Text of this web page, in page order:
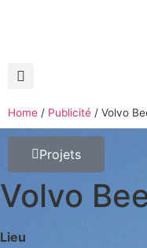
Home / Publicité / Volvo
Projets
Volvo
Lieu